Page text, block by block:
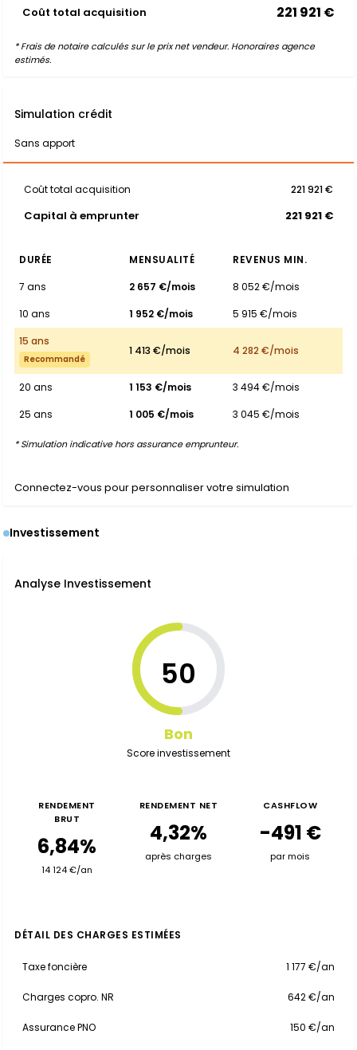
Coût total acquisition 221 921 €
* Frais de notaire calculés sur le prix net vendeur. Honoraires agence
estimés.
Simulation crédit
Sans apport
Coût total acquisition 221 921 €
Capital à emprunter 221 921 €
DURÉE MENSUALITÉ
REVENUS MIN.
7 ans
2 657 €/mois
8 052 €/mois
10 ans
1 952 €/mois
5 915 €/mois
15 ans
Recommandé
1 413 €/mois 4 282 €/mois
20 ans 1 153 €/mois
3 494 €/mois
25 ans
1 005 €/mois 3 045 €/mois
* Simulation indicative hors assurance emprunteur.
Connectez-vous pour personnaliser votre simulation
Investissement
Analyse Investissement
50
Bon
Score investissement
RENDEMENT
BRUT
6,84%
14 124 €/an
RENDEMENT NET
4,32%
après charges
CASHFLOW
-491 €
par mois
DÉTAIL DES CHARGES ESTIMÉES
Taxe foncière 1 177 €/an
Charges copro. NR 642 €/an
Assurance PNO 150 €/an